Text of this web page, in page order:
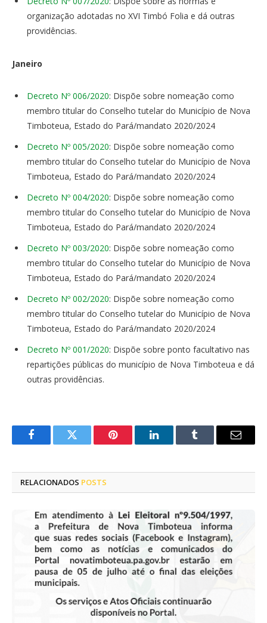
organização adotadas no XVI Timbó Folia e dá outras
providências.
Janeiro
Decreto Nº 006/2020: Dispõe sobre nomeação como
membro titular do Conselho tutelar do Município de Nova
Timboteua, Estado do Pará/mandato 2020/2024
Decreto Nº 005/2020: Dispõe sobre nomeação como
membro titular do Conselho tutelar do Município de Nova
Timboteua, Estado do Pará/mandato 2020/2024
Decreto Nº 004/2020: Dispõe sobre nomeação como
membro titular do Conselho tutelar do Município de Nova
Timboteua, Estado do Pará/mandato 2020/2024
Decreto Nº 003/2020: Dispõe sobre nomeação como
membro titular do Conselho tutelar do Município de Nova
Timboteua, Estado do Pará/mandato 2020/2024
Decreto Nº 002/2020: Dispõe sobre nomeação como
membro titular do Conselho tutelar do Município de Nova
Timboteua, Estado do Pará/mandato 2020/2024
Decreto Nº 001/2020: Dispõe sobre ponto facultativo nas
repartições públicas do município de Nova Timboteua e dá
outras providências.
FacebookTwitter Pinterest LinkedInTumblr
E-
RELACIONADOS POSTS